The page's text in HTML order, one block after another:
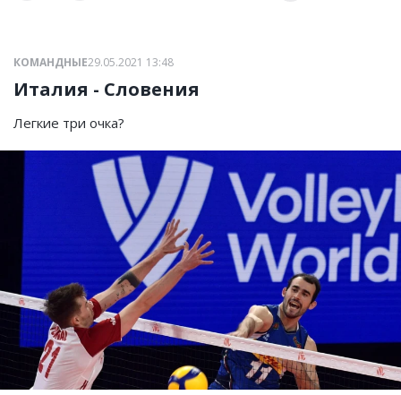
КОМАНДНЫЕ29.05.2021 13:48
Италия - Словения
Легкие три очка?